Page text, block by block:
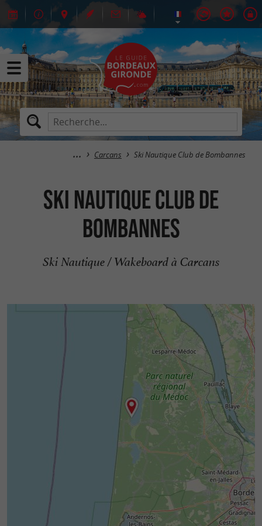
Carcans Ski Nautique Club de Bombannes
Ski Nautique Club de
Bombannes
Ski Nautique / Wakeboard à Carcans